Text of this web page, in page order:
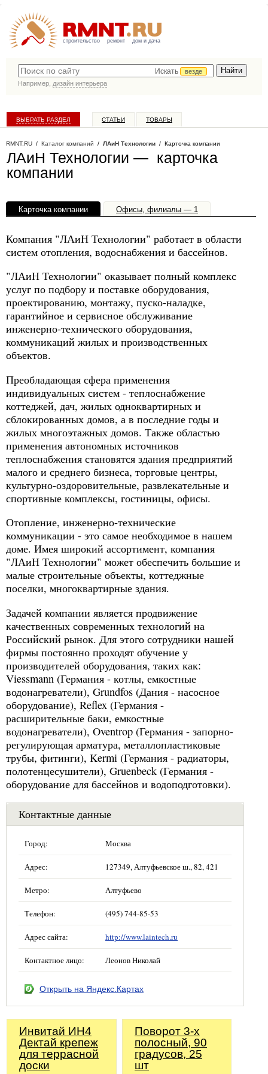
строительство ремонт дом и дача
Искать
везде
Например, дизайн интерьера
ВЫБРАТЬ РАЗДЕЛ СТАТЬИ ТОВАРЫ
RMNT.RU / Каталог компаний / ЛАиН Технологии / Карточка компании
ЛАиН Технологии — карточка
компании
Карточка компании Офисы, филиалы — 1
Компания "ЛАиН Технологии" работает в области
систем отопления, водоснабжения и бассейнов.
"ЛАиН Технологии" оказывает полный комплекс
услуг по подбору и поставке оборудования,
проектированию, монтажу, пуско-наладке,
гарантийное и сервисное обслуживание
инженерно-технического оборудования,
коммуникаций жилых и производственных
объектов.
Преобладающая сфера применения
индивидуальных систем - теплоснабжение
коттеджей, дач, жилых одноквартирных и
сблокированных домов, а в последние годы и
жилых многоэтажных домов. Также областью
применения автономных источников
теплоснабжения становятся здания предприятий
малого и среднего бизнеса, торговые центры,
культурно-оздоровительные, развлекательные и
спортивные комплексы, гостиницы, офисы.
Отопление, инженерно-технические
коммуникации - это самое необходимое в нашем
доме. Имея широкий ассортимент, компания
"ЛАиН Технологии" может обеспечить большие и
малые строительные объекты, коттеджные
поселки, многоквартирные здания.
Задачей компании является продвижение
качественных современных технологий на
Российский рынок. Для этого сотрудники нашей
фирмы постоянно проходят обучение у
производителей оборудования, таких как:
Viessmann (Германия - котлы, емкостные
водонагреватели), Grundfos (Дания - насосное
оборудование), Reflex (Германия -
расширительные баки, емкостные
водонагреватели), Oventrop (Германия - запорно-
регулирующая арматура, металлопластиковые
трубы, фитинги), Kermi (Германия - радиаторы,
полотенцесушители), Gruenbeck (Германия -
оборудование для бассейнов и водоподготовки).
Контактные данные
Город: Москва
Адрес: 127349, Алтуфьевское ш., 82, 421
Метро: Алтуфьево
Телефон: (495) 744-85-53
Адрес сайта: http://www.laintech.ru
Контактное лицо: Леонов Николай
Открыть на Яндекс.Картах
Инвитай ИН4
Дектай крепеж
для террасной
доски
Поворот 3-х
полосный, 90
градусов, 25
шт